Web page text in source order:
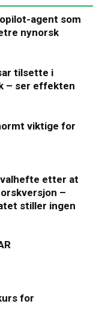
agent som
nynorsk
tilsette i
– ser effekten
viktige for
etter at
–
stiller ingen
for